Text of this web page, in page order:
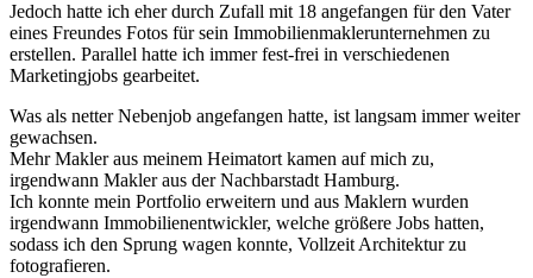
Jedoch hatte ich eher durch Zufall mit 18 angefangen für den Vater
eines Freundes Fotos für sein Immobilienmaklerunternehmen zu
erstellen. Parallel hatte ich immer fest-frei in verschiedenen
Marketingjobs gearbeitet.
Was als netter Nebenjob angefangen hatte, ist langsam immer weiter
gewachsen.
Mehr Makler aus meinem Heimatort kamen auf mich zu,
irgendwann Makler aus der Nachbarstadt Hamburg.
Ich konnte mein Portfolio erweitern und aus Maklern wurden
irgendwann Immobilienentwickler, welche größere Jobs hatten,
sodass ich den Sprung wagen konnte, Vollzeit Architektur zu
fotografieren.